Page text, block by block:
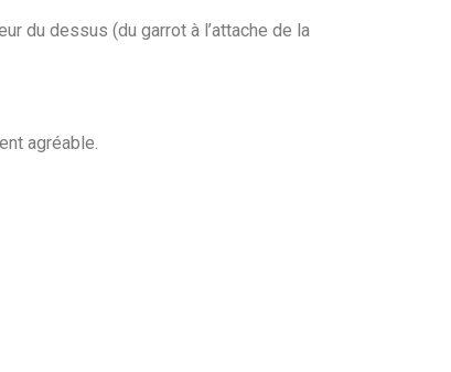
du dessus (du garrot à l’attache de la
agréable.